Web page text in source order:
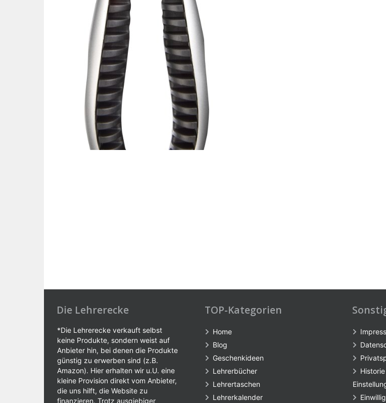
Die Lehrerecke
*Die Lehrerecke verkauft selbst
keine Produkte, sondern weist auf
Anbieter hin, bei denen die Produkte
günstig zu erwerben sind (z.B.
Amazon). Hier erhalten wir u.U. eine
kleine Provision direkt vom Anbieter,
die uns hilft, die Website zu
finanzieren. Trotz ausgiebiger
TOP-Kategorien
Home
Blog
Geschenkideen
Lehrerbücher
Lehrertaschen
Lehrerkalender